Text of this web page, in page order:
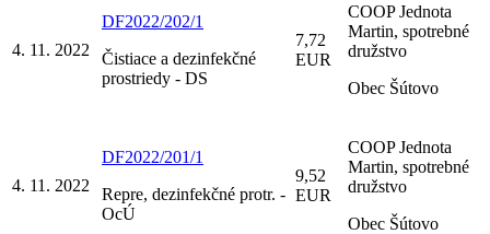
4. 11. 2022
DF2022/202/1
Čistiace a dezinfekčné
prostriedy - DS
7,72
EUR
COOP Jednota
Martin, spotrebné
družstvo
Obec Šútovo
4. 11. 2022
DF2022/201/1
Repre, dezinfekčné protr. -
OcÚ
9,52
EUR
COOP Jednota
Martin, spotrebné
družstvo
Obec Šútovo